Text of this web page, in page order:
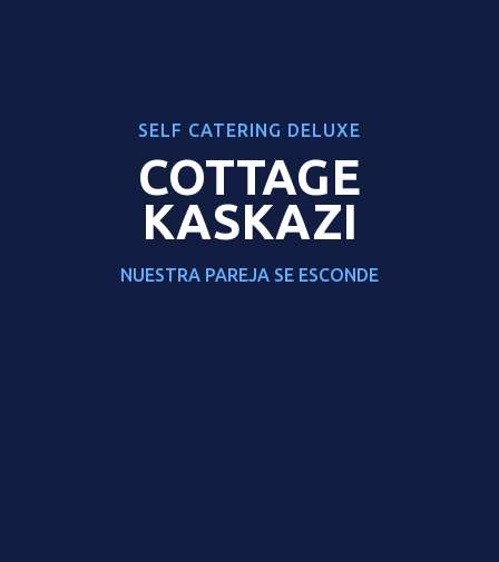
SELF CATERING DELUXE
COTTAGE
KASKAZI
NUESTRA PAREJA SE ESCONDE